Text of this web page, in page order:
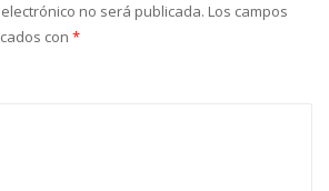
no será publicada. Los campos
con *